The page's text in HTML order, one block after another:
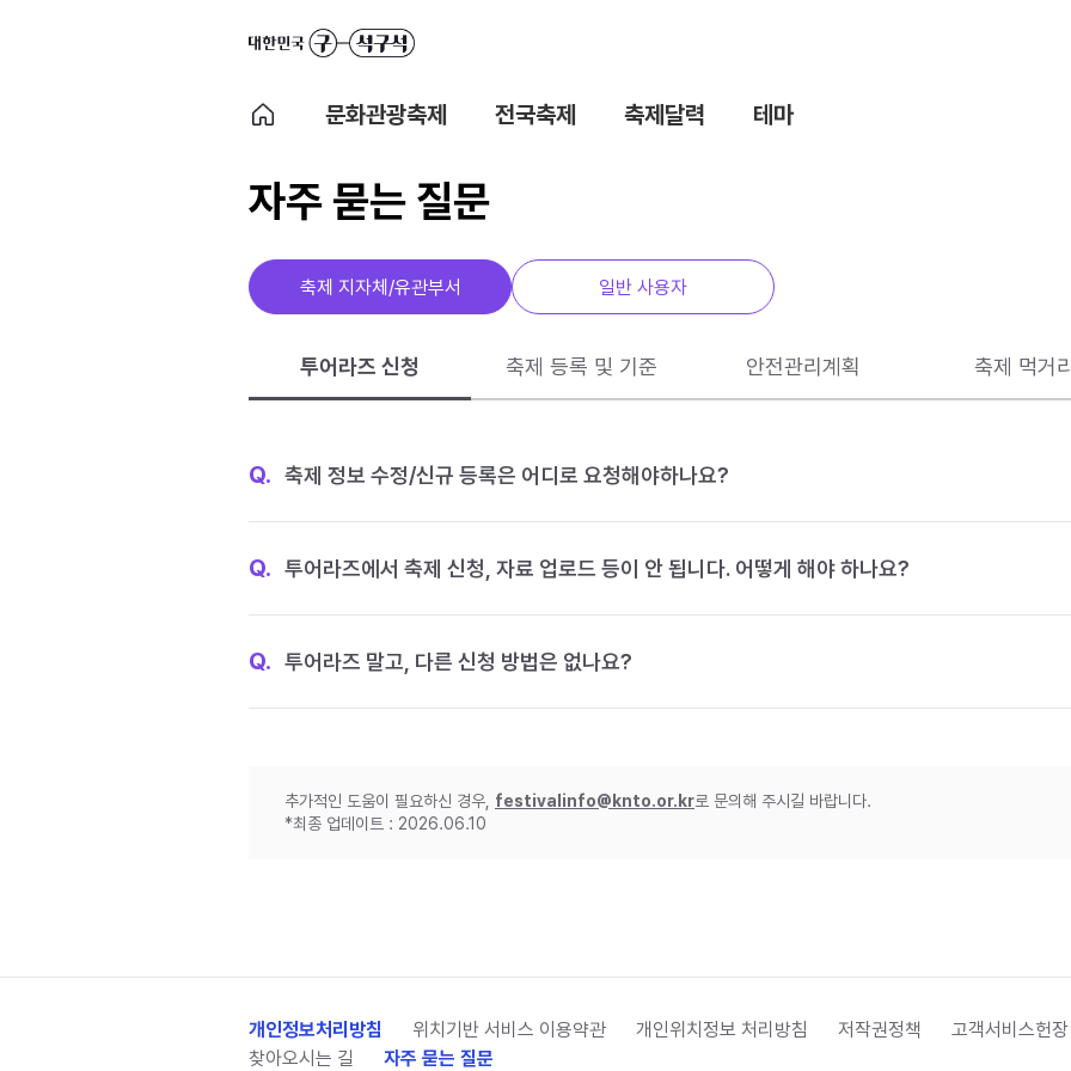
문화관광축제 전국축제 축제달력 테마
자주 묻는 질문
축제 지자체/유관부서 일반 사용자
투어라즈 신청 축제 등록 및 기준 안전관리계획 축제 먹거리
Q. 축제 정보 수정/신규 등록은 어디로 요청해야하나요?
Q. 투어라즈에서 축제 신청, 자료 업로드 등이 안 됩니다. 어떻게 해야 하나요?
Q. 투어라즈 말고, 다른 신청 방법은 없나요?
추가적인 도움이 필요하신 경우, festivalinfo@knto.or.kr로 문의해 주시길 바랍니다.
*최종 업데이트 : 2026.06.10
개인정보처리방침 위치기반 서비스 이용약관 개인위치정보 처리방침 저작권정책 고객서비스헌장
찾아오시는 길
자주 묻는 질문